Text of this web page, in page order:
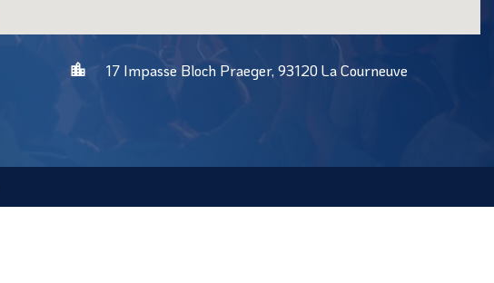
17 Impasse Bloch Praeger, 93120 La Courneuve